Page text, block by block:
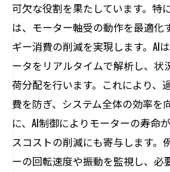
可欠な役割を果たしています。特
は、モーター軸受の動作を最適化
ギー消費の削減を実現します。AI
ータをリアルタイムで解析し、状
荷分配を行います。これにより、
費を防ぎ、システム全体の効率を
に、AI制御によりモーターの寿命
スコストの削減にも寄与します。
ーの回転速度や振動を監視し、必